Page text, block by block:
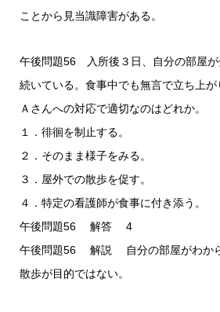
ことから見当識障害がある。
午後問題56 入所後３日、自分の部屋が
続いている。食事中でも無言で立ち上が
Ａさんへの対応で適切なのはどれか。
１．徘徊を制止する。
２．そのまま様子をみる。
３．屋外での散歩を促す。
４．特定の看護師が食事に付き添う。
午後問題56 解答 4
午後問題56 解説 自分の部屋がわか
散歩が目的ではない。